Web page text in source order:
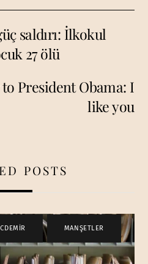
saldırı: İlkokul
27 ölü
President Obama: I
like you
POSTS
, MANŞETLER